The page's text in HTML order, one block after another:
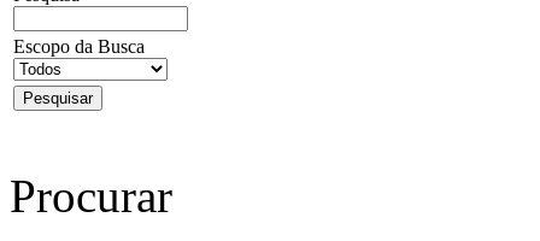
Escopo da Busca
Procurar